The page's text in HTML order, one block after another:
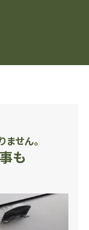
せん。
も